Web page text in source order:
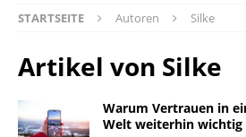
STARTSEITE Autoren Silke
Artikel von Silke
Warum Vertrauen in
Welt weiterhin wichtig